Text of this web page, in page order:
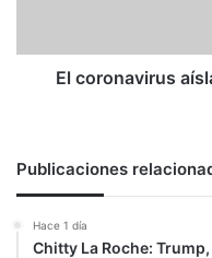
del
mundoEl coronavirus
Publicaciones
Hace 1 día
Chitty La Roche: